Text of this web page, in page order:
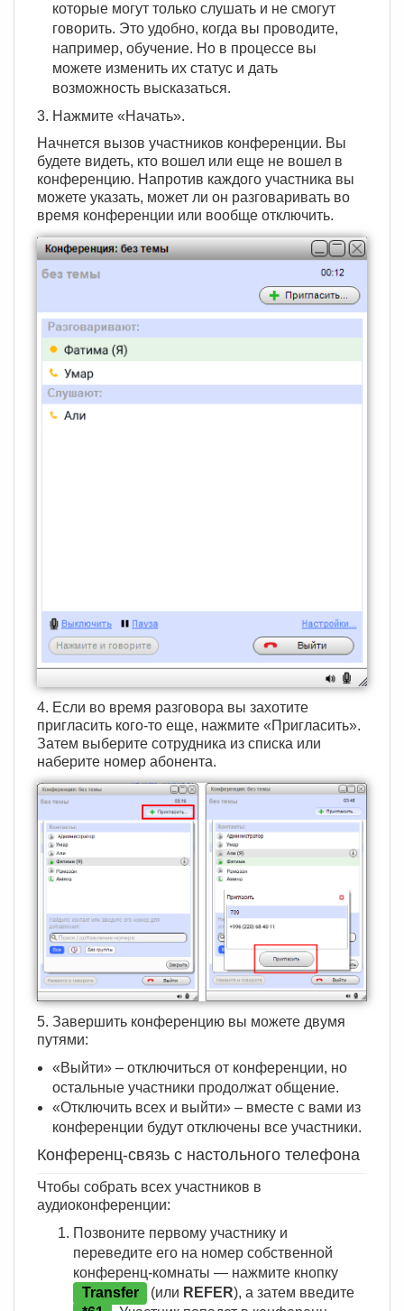
которые могут только слушать и не смогут
говорить. Это удобно, когда вы проводите,
например, обучение. Но в процессе вы
можете изменить их статус и дать
возможность высказаться.
3. Нажмите «Начать».
Начнется вызов участников конференции. Вы
будете видеть, кто вошел или еще не вошел в
конференцию. Напротив каждого участника вы
можете указать, может ли он разговаривать во
время конференции или вообще отключить.
4. Если во время разговора вы захотите
пригласить кого-то еще, нажмите «Пригласить».
Затем выберите сотрудника из списка или
наберите номер абонента.
5. Завершить конференцию вы можете двумя
путями:
«Выйти» – отключиться от конференции, но
остальные участники продолжат общение.
«Отключить всех и выйти» – вместе с вами из
конференции будут отключены все участники.
Конференц-связь с настольного телефона
Чтобы собрать всех участников в
аудиоконференции:
Позвоните первому участнику и
переведите его на номер собственной
конференц-комнаты — нажмите кнопку
Transfer
(или REFER), а затем введите